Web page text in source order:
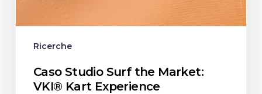
Ricerche
Caso Studio Surf the Market:
VKI® Kart Experience